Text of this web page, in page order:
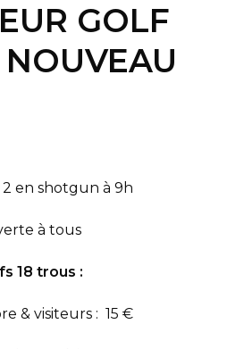
GOLF
2 en shotgun à 9h
à tous
18 trous :
& visiteurs : 15 €